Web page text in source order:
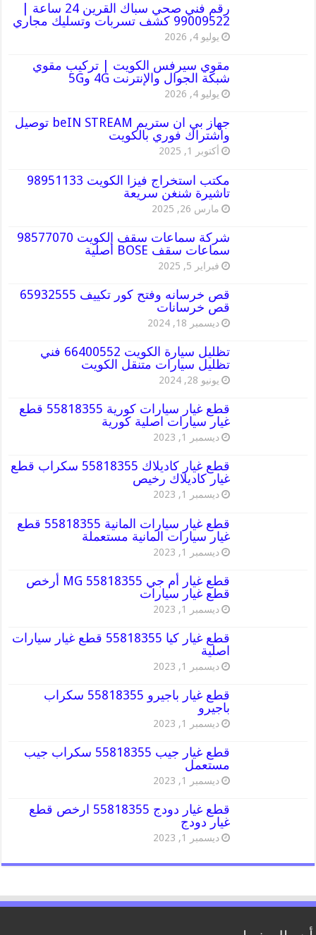
رقم فني صحي سباك القرين 24 ساعة |
99009522 كشف تسربات وتسليك مجاري
يوليو 4, 2026
مقوي سيرفس الكويت | تركيب مقوي
شبكة الجوال والإنترنت 4G و5G
يوليو 4, 2026
جهاز بي ان ستريم beIN STREAM توصيل
واشتراك فوري بالكويت
أكتوبر 1, 2025
مكتب استخراج فيزا الكويت 98951133
تاشيرة شنغن سريعة
مارس 26, 2025
شركة سماعات سقف الكويت 98577070
سماعات سقف BOSE أصلية
فبراير 5, 2025
قص خرسانه وفتح كور تكييف 65932555
قص خرسانات
ديسمبر 18, 2024
تظليل سيارة الكويت 66400552 فني
تظليل سيارات متنقل الكويت
يونيو 28, 2024
قطع غيار سيارات كورية 55818355 قطع
غيار سيارات اصلية كورية
ديسمبر 1, 2023
قطع غيار كاديلاك 55818355 سكراب قطع
غيار كاديلاك رخيص
ديسمبر 1, 2023
قطع غيار سيارات المانية 55818355 قطع
غيار سيارات المانية مستعملة
ديسمبر 1, 2023
قطع غيار أم جي MG 55818355 أرخص
قطع غيار سيارات
ديسمبر 1, 2023
قطع غيار كيا 55818355 قطع غيار سيارات
اصلية
ديسمبر 1, 2023
قطع غيار باجيرو 55818355 سكراب
باجيرو
ديسمبر 1, 2023
قطع غيار جيب 55818355 سكراب جيب
مستعمل
ديسمبر 1, 2023
قطع غيار دودج 55818355 ارخص قطع
غيار دودج
ديسمبر 1, 2023